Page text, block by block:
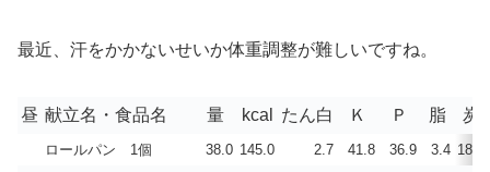
最近、汗をかかないせいか体重調整が難しいですね。
昼 献立名・食品名 量 kcal たん白 Ｋ Ｐ 脂 炭
ロールパン 1個 38.0 145.0 2.7 41.8 36.9 3.4 18.5